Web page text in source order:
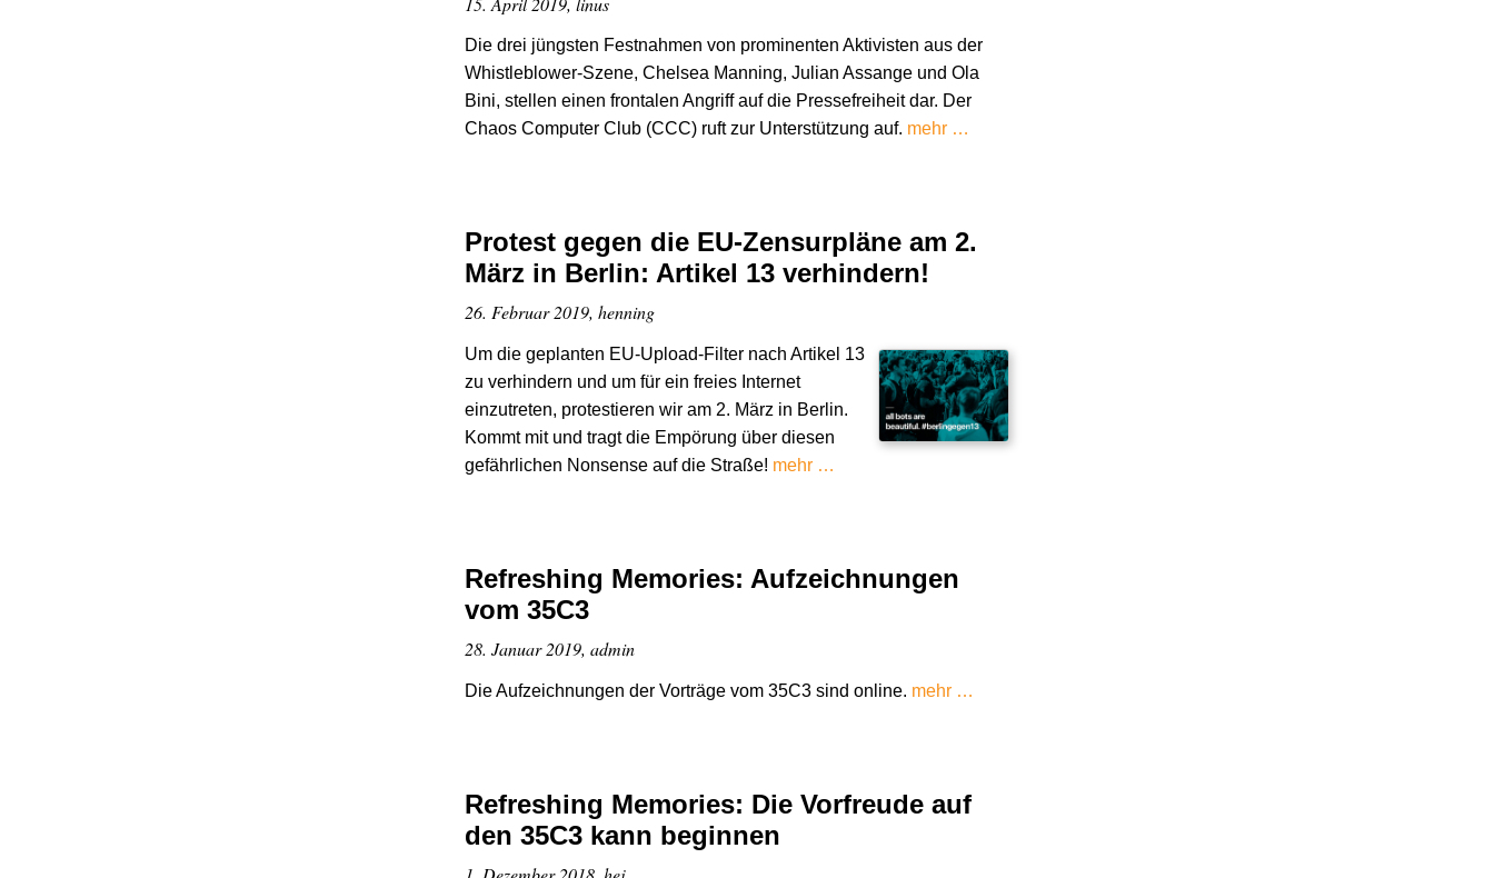
Die drei jüngsten Festnahmen von prominenten Aktivisten aus der
Whistleblower-Szene, Chelsea Manning, Julian Assange und Ola
Bini, stellen einen frontalen Angriff auf die Pressefreiheit dar. Der
Chaos Computer Club (CCC) ruft zur Unterstützung auf. mehr …
Protest gegen die EU-Zensurpläne am 2.
März in Berlin: Artikel 13 verhindern!
26. Februar 2019, henning
Um die geplanten EU-Upload-Filter nach Artikel 13
zu verhindern und um für ein freies Internet
einzutreten, protestieren wir am 2. März in Berlin.
Kommt mit und tragt die Empörung über diesen
gefährlichen Nonsense auf die Straße! mehr …
Refreshing Memories: Aufzeichnungen
vom 35C3
28. Januar 2019, admin
Die Aufzeichnungen der Vorträge vom 35C3 sind online. mehr …
Refreshing Memories: Die Vorfreude auf
den 35C3 kann beginnen